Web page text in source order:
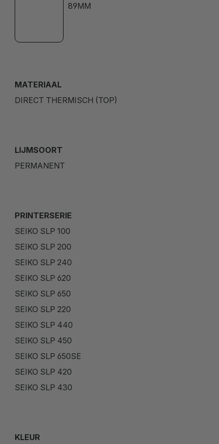
89MM
MATERIAAL
DIRECT THERMISCH (TOP)
LIJMSOORT
PERMANENT
PRINTERSERIE
SEIKO SLP 100
SEIKO SLP 200
SEIKO SLP 240
SEIKO SLP 620
SEIKO SLP 650
SEIKO SLP 220
SEIKO SLP 440
SEIKO SLP 450
SEIKO SLP 650SE
SEIKO SLP 420
SEIKO SLP 430
KLEUR